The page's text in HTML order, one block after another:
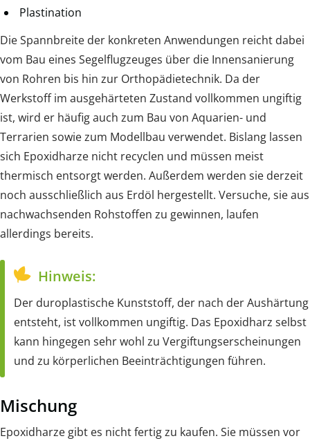
Plastination
Die Spannbreite der konkreten Anwendungen reicht dabei
vom Bau eines Segelflugzeuges über die Innensanierung
von Rohren bis hin zur Orthopädietechnik. Da der
Werkstoff im ausgehärteten Zustand vollkommen ungiftig
ist, wird er häufig auch zum Bau von Aquarien- und
Terrarien sowie zum Modellbau verwendet. Bislang lassen
sich Epoxidharze nicht recyclen und müssen meist
thermisch entsorgt werden. Außerdem werden sie derzeit
noch ausschließlich aus Erdöl hergestellt. Versuche, sie aus
nachwachsenden Rohstoffen zu gewinnen, laufen
allerdings bereits.
Hinweis:
Der duroplastische Kunststoff, der nach der Aushärtung
entsteht, ist vollkommen ungiftig. Das Epoxidharz selbst
kann hingegen sehr wohl zu Vergiftungserscheinungen
und zu körperlichen Beeinträchtigungen führen.
Mischung
Epoxidharze gibt es nicht fertig zu kaufen. Sie müssen vor